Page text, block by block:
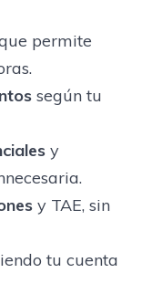
permite
según tu
y
y TAE, sin
tu cuenta